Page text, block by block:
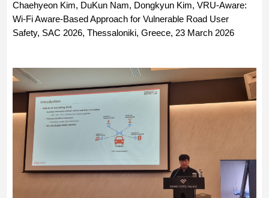
Chaehyeon Kim, DuKun Nam, Dongkyun Kim, VRU-Aware:
Wi-Fi Aware-Based Approach for Vulnerable Road User
Safety, SAC 2026, Thessaloniki, Greece, 23 March 2026